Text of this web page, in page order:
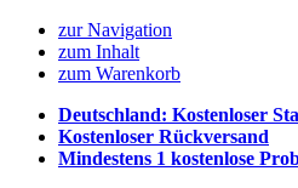
zur Navigation
zum Inhalt
zum Warenkorb
Deutschland: Kostenloser
Kostenloser Rückversand
Mindestens 1 kostenlose